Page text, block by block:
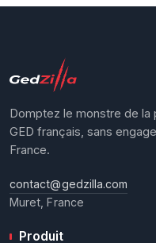
Domptez le monstre de la
GED français, sans
France.
contact@gedzilla.com
Muret, France
Produit